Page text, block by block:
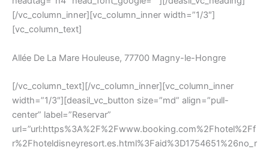
[/vc_column_inner][vc_column_inner width=”1/3″]
[vc_column_text]
Allée De La Mare Houleuse, 77700 Magny-le-Hongre
[/vc_column_text][/vc_column_inner][vc_column_inner
width=”1/3″][deasil_vc_button size=”md” align=”pull-
center” label=”Reservar”
url=”url:https%3A%2F%2Fwww.booking.com%2Fhotel%2Ff
r%2Fhoteldisneyresort.es.html%3Faid%3D1754651%26no_r